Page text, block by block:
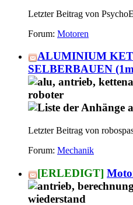
Letzter Beitrag von
Forum: Motoren
ALUMINIUM
SELBERBAUEN
Letzter Beitrag von
Forum: Mechanik
[ERLEDIGT]